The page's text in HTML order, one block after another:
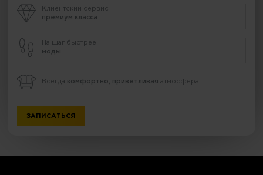
Клиентский сервис
премиум класса
На шаг быстрее
моды
Всегда комфортно, приветливая атмосфера
ЗАПИСАТЬСЯ